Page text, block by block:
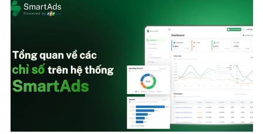
Doanh nghiệp
Thông tin doanh nghiệp
Doanh nghiệp 24h
Công nghệ
Sành điệu
Tin Công nghệ
Trải nghiệm
Chuyển đổi số